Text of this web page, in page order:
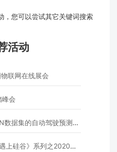
，您可以尝试其它关键词搜索
活动
联网在线展会
会
的自动驾驶预测模型挑战赛
》系列之2020年度开源峰会